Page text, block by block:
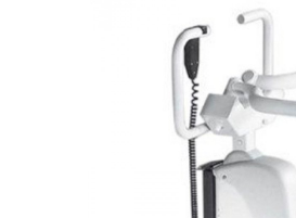
Респираторное
Подъёмники для